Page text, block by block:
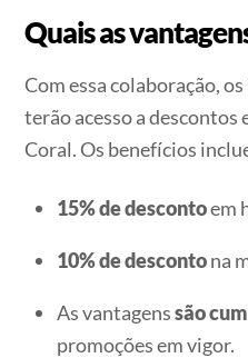
Quais as
Com essa colaboração,
terão acesso a descontos
Coral.Os benefícios
15% de descontoem
10% de descontona
As vantagenssão
promoções em vigor.